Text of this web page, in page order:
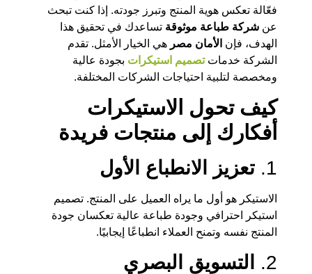
فعّالة تعكس هوية المنتج وتبرز جودته. إذا كنت تبحث
عن شركة طباعة موثوقة تساعدك في تحقيق هذا
الهدف، فإن الأمان مصر هي الخيار الأمثل. تقدم
الشركة خدماتتصميم استيكرات بجودة عالية
ومخصصة لتلبية احتياجات الشركات المختلفة.
كيف تحول الاستيكرات
أفكارك إلى منتجات فريدة
1. تعزيز الانطباع الأول
الاستيكر هو أول ما يراه العميل على المنتج. تصميم
استيكر احترافي وجودة طباعة عالية تعكسان جودة
المنتج نفسه وتمنح العملاء انطباعًا إيجابيًا.
2. التسويق البصري